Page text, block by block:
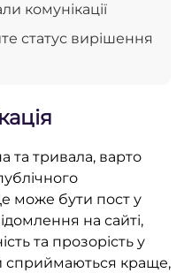
комунікації
статус вирішення
та тривала, варто
може бути пост у
на сайті,
та прозорість у
сприймаються краще,